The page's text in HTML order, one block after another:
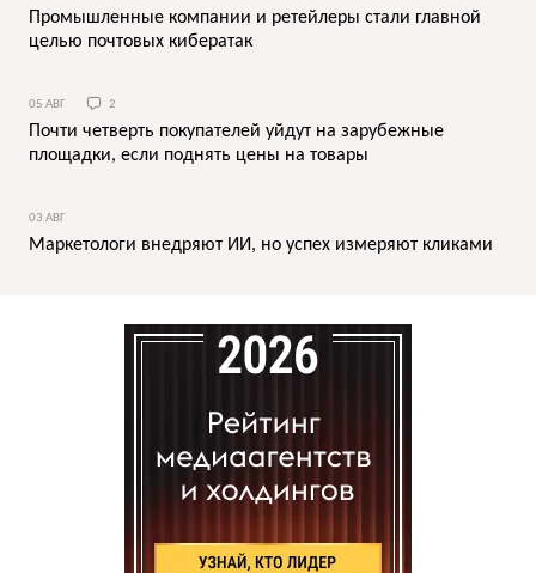
Промышленные компании и ретейлеры стали главной
целью почтовых кибератак
05 АВГ 2
Почти четверть покупателей уйдут на зарубежные
площадки, если поднять цены на товары
03 АВГ
Маркетологи внедряют ИИ, но успех измеряют кликами